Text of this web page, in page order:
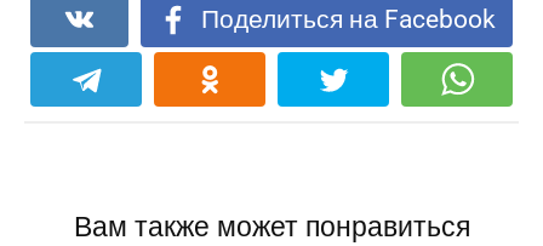
Поделиться на Facebook
Вам также может понравиться